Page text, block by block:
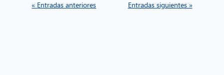
« Entradas anteriores Entradas siguientes »